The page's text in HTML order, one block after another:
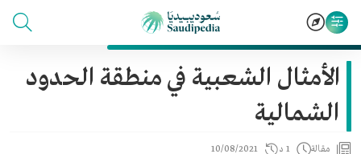
الأمثال الشعبية في منطقة الحدود
الشمالية
مقالة 1 د 10/08/2021